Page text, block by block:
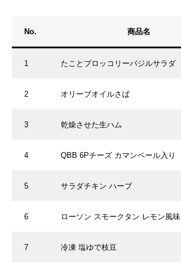
No. 商品名
1 たことブロッコリーバジルサラダ
2 オリーブオイルさば
3 乾燥させた生ハム
4 QBB 6Pチーズ カマンベール入り
5 サラダチキン ハーブ
6 ローソン スモークタン レモン風味
7 冷凍 塩ゆで枝豆